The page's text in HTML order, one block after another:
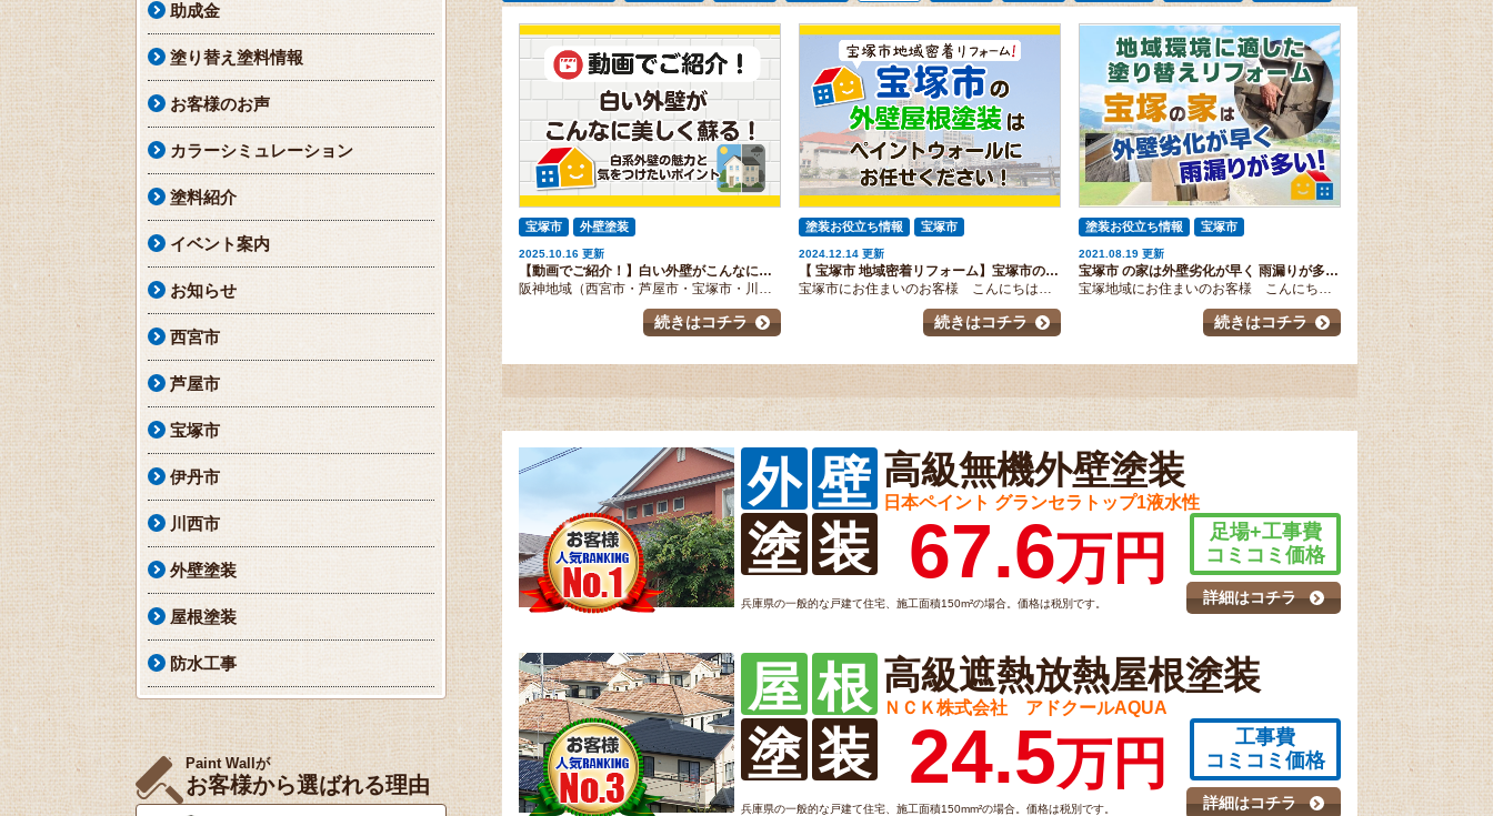
2025.10.16 更新
【動画でご紹介！】白い外壁がこんなに美しく蘇る！白系外壁の魅力と気をつけたいポイント
阪神地域（西宮市・芦屋市・宝塚市・川西市・伊丹市）に密着した外壁・屋根塗装専門店 PaintWall（ペイントウォール）です。 これからご自宅の塗り替えをご検討中のお客様への、お役立ち情報・塗装豆知識を、ペイントウォールスタッフがお届けしております
続きはコチラ
宝塚市 外壁塗装
2024.12.14 更新
【 宝塚市 地域密着リフォーム】宝塚市の外壁塗装・屋根塗装はペイントウォールにお任せください！
宝塚市にお住まいのお客様 こんにちは！ 外壁・屋根塗装店「Paint Wall」（ペイントウォール）です！ 私たちは、兵庫県（西宮市・芦屋市・宝塚市・川西市・伊丹市）を中心に、地域密着型の塗装サービスを展開しています。 創業から100年以上にわたる歴史と信頼を背景に、安心・安全な塗り替えリフォームをご提供してまいりました。 本日は、宝塚市 近隣地域にお住まいのお客様へ向けて、初めてペイントウォールを知ってくださった方にもわかりやすく、ペイントウォールとはどんな施工店なのか、自己紹介をさせていただきます。 宝塚エリアで施工店をお決めいただく上での、きっかけになれば幸いです。宝塚市にお住まいの皆様 ぜひ宜しくお願いいたします！ 会社の歴史 外壁塗装＆屋根専門店 Paint Wal（ペイントウォール）を運営する株式会社モリエンは、1919年の創業以来、塗料販売の専業会社として歴史を築き、創業106年を迎えました。 長い歴史の中で培った塗料知識を活かし、安心安全の塗装工事をお届けするため 外壁屋根塗装事業を展開し、外壁屋根塗装ショールームを兵庫県西宮市と芦屋市にオープンいたしました。 近年、大手小売店やホームセンターがこぞって外壁塗装工事の受託窓口を設けるようになりましたが、その多くは、工務店・リフォーム店を含む塗装工事会社に注文をそのままつないでいるだけ、というのが実態です。 会社によりますが、下請けへの支払金額は、十分な工事ができる金額ではないことも多いようです。 職人は「できるだけよい工事をしたい」と考えている方が多いですが、決して適正とはいえない値段で受注した塗装工事会社に高い品質管理を求めるのは難しい話です。 こうした現状の中、Paint Wall（ペイントウォール）では、塗装職人が心を込めて塗装したいと思えるような適正な値段で発注しています。 長年地域に密着しネットワークを築いてきたわたしたちだからこそ、実現できると考えています。 ペイントウォールの５つのアピールポイント！ ①創業年数で選ばれる！ 外壁屋根塗装ペイントウォールはおかげ様で創業106年。多くのお客様から選んでいただき、塗装実績を積み重ねてまいりました。 その中で身につけた知識力・工事力・経験により磨きをかけ、宝塚市のお客様のお家を長持ちさせる品質とは何かを常に突き詰めていきます。 ②塗装の提案力で選ばれる！ ペイントウォールでは、お客様の要望を詳しく確認させていただいた上で、それを叶える最適な塗料を提案します。 長い歴史の中で培ってきた、塗料に関する知識、クレーム、現場の声をもとに、最適なメーカーの塗料をお勧めし、ご納得いただけるまでご説明・相談させていただきます。 アレルギーや環境に配慮した商品も多数取り扱っております。 またデザイン性のある特殊塗料や、遮熱、防水性に優れた塗料を使用したいといったご希望にも柔軟な対応が可能です。 複数プランの提案 お客様のご希望や予算に合わせてお選びいただけるように必ず３～５種類の提案をご用意しています。 わかりやすくをモットーに！お客様目線のご提案をいたします。 適正価格の詳細見積もり また、お見積り書に関しても、「何にいくらお金がかかっているのだろう？」とご不安に感じられることのないように、外壁塗装、屋根塗装、附帯物に分けて 価格を書き分けています。 塗装工程についても、下塗り・中塗り・上塗り のそれぞれで どんな塗料を使い、この価格になっているのかを示しすべての数字を明示しています。 塗料メーカーとの連携 ペイントウォールは、多くの塗料メーカー様とのお取引があり、お客様のお家の状態に合わせて最適な塗料をその都度選定させていただいております。 塗料メーカー様ごとに得意分野を持っておりますので、お客様のニーズに合わせて豊富な塗料の中からご提案できることが大きな強みです！ 塗料メーカー様としっかりと連携しているからこそ、常に最新の塗料情報を得てお客様にご提供することができます。 ただ資料を読んで塗料知識を得るのではなく、定期的にメーカー様をお招きして塗料勉強会も行っています。 塗料の性質や状況に応じた提案方法などを塗料メーカー目線で学び続けていくことで、お客様へ最適な塗料のご提案ができ、塗装品質向上にも繋がると考えております。 ③塗装の価格力で選ばれる！ 多くのお客様が外壁塗装で一番気になるのは「価格」です。 ペイントウォールは塗料問屋が母体となっておりますので、塗料の中間マージンが不要です！ また塗料問屋のネットワークを活かして、腕の良い専属職人を安価で確保しており、外壁塗装を求めやすい価格で提供することが可能です。 このような企業努力により、お客様にとって損をしない、高品質な塗装を実現できるギリギリでの価格設定をし、お客様にご満足のいただける塗り替えリフォームを実現しています。 ④塗装の品質力で選ばれる！ 今の時代でも 「塗料の使用缶数を守る」 「３回塗りをする」 ※状況に合わせて回数が変わる場合もございます。適正回数塗装しております。 「乾燥時間を守って上塗りをする」 など、当たり前の事ができない塗装職人が多くいます。 そのためペイントウォールでは、お家の耐久性を高めるために塗装職人を厳選し、さらに品質管理を徹底しています。 当たり前の事当たり前に行なう事は簡単なようで難しいため、工事中も職人に丸投げにせず、プロの目をもって塗装の仕上がりを徹底管理します。 だからこそ、高品質な塗装が実現すると考えています。 また不在がちのお客様ともコミュニケーションがとれるよう、お客様に合わせて メール・お電話・LINEなどでの施工状況をご報告しております。 お客様自身に進捗状況をご理解いただき、お客様が不安に思っていることをそのたびに解消することで、ストレスの軽減を図るシステムです。 外壁塗装や屋根塗装が「いつまでに終わるのか」「どこまで終わっているのか」といったよく疑問に思われる事をお伝えし、塗装工事でのご負担を軽減してまいります。 ⑤サービス力で選ばれる！ すぐに駆け付けられる体制 ペイントウォールでは、お客様と日々密なコミュニケーションをとれるようにするため、営業活動範囲を絞っています。 宝塚市地域へ施工エリア拡大させていただくに至っても、何かあった際にはすぐに駆け付けられる体制を整えております。 活動範囲を絞ることで、良い評判も悪い評判も出回ります。それこそがペイントウォールのモチベーションにつながっているのです。 ご近所様への配慮も怠りません！ また、ご近所にお住まいの方へご理解いただくためにも、 ペイントウォールでは、お客様に代わって 担当者が事前にご近所様へご挨拶に伺っております。 工事の期間や施工業者と連絡先、工事の大まかな内容説明、丁寧にご説明いたします。 ご近所様への配慮も怠りません！ スタッフ・職人のサービスマナー徹底！ 工事中は職人が毎日ご自宅に出入りするだけに、「どんな職人が担当するんだろう？」と不安を抱くお客様もいらっしゃると思います。 ペイントウォールでは、社員だけでなく職人にもサービスマナーの教育を徹底して行っています。 塗装職人ひとりひとりの特性をふまえ、お客様のご要望に沿って最適な職人を選んでおります。 無料カラーシミュレーションサービス 完成してみたら、イメージしていた色と違っていた・・・外壁塗装工事では起こりがちなトラブルです。 ペイントウォールでは、こうした行き違いを防ぐため、じかに色見本を見ていただくほか、 ご自宅のお写真に、その色を塗装した場合の仕上がり具合を 写真加工ソフトで再現することで ビフォー・アフターをイメージいただけます。 実際のご自宅のお写真でイメージが見れる業者は 宝塚市の地域内でも珍しいため、ぜひご利用いただきたいサービスです。 アフターサービスも充実！ お客様にとって一番気になる点は仕上がり具合。 実際にちゃんと工事が行われたのか、品質はしっかりと守られているのか確かめたいものですよね？ ペイントウォールでは、足場を解体する前、後の２度にわたり、塗り残しなどがないかプロの目でしっかりチェックしております。 また、安心の塗膜保証書も発行しております。 工事完了後は、ご近所様へも工事終了のお知らせチラシをお配りし、ご協力に対する御礼のご挨拶をしております。 自慢のショールームがあります！ カタログだけでは色や仕上がりがわからないので、イメージどおりに出来上がるのか不安・・・との声を多く聞きます。 そんな方々のためにペイントウォールでは、外壁塗装工事会社では珍しく、ショールームを運営しております。（西宮・芦屋） 通常はカタログでしかわからない色見本を約３００種類、塗装の仕上がり具合がわかる塗板も２００種類そろえております。 また、塗装の工程をより理解していただけるように、実物大の家の模型を設置しております。 お客様のイメージ通りの仕上がりを実現するために 最大限サポートいたします！ ここまで、ペイントウォールのご紹介をさせていただきましたが、いかがでしたでしょうか？ 「ペンキを塗る仕事ってかっこいいな。」塗装職人がそのように憧れられるような仕事になることを、わたしたちは願っています。 そしてお客様から、「あなたに塗ってもらってよかった。ありがとう。」と言っていただけるような塗装工事を行ってまいります。 兵庫県宝塚市でお家の塗り替えリフォームをご検討中のお客様は、ぜひペイントウォールにお任せください！ ※宝塚市一部地域に関しては弊社別担当にてご対応させていただく場合もございます。 簡単入力！お問い合わせフォーム 宝塚市にお住まいのお客様、ぜひぜひお気軽にお問い合わせくださいませ！ お電話でのお問い合わせも受付中です！ （ペイントウォール西宮店 月曜定休 平日10：00～18：00 土日祝 10：00～17：00） tel:0120-960-244
続きはコチラ
塗装お役立ち情報 宝塚市
2021.08.19 更新
宝塚市 の家は外壁劣化が早く 雨漏りが多い！ 地域環境に適した塗り替えリフォームならペイントウォールへ！
宝塚地域にお住まいのお客様 こんにちは！ 外壁屋根塗装店「Paint Wall」（ペイントウォール）です！ 兵庫県宝塚市まで施工エリアを拡大してから、宝塚地域のお客様からもたくさんのお問い合わせをいただいております！ ありがとうございます！ 外壁や屋根の塗り替えリフォームを行うタイミングは、お家の築年数や劣化状況、そして地域環境によって変わってきます。 ペイントウォールでは、宝塚の地域環境をしっかりと理解し、地域に適した安心安全の塗り替えリフォームをご提供すべきであると考えております。 そこで！ 本日は、宝塚市の地域環境に適した 塗り替えリフォームについてお役立ち情報をお届けしたいと思います。 宝塚市で外壁屋根塗装をご検討中のお客様のお役に立てれば幸いです。 宝塚の家は外壁劣化が早く、雨漏りが多い 宝塚市の地域環境を踏まえると、宝塚の家は外壁劣化や屋根劣化による雨漏りが多いと言われています。 なぜ外壁劣化や屋根劣化による雨漏りが多いのでしょうか？ 外壁劣化が早く、屋根劣化による雨漏りが多い理由
続きはコチラ
塗装お役立ち情報 宝塚市
外 壁
塗 装
高級無機外壁塗装
日本ペイント グランセラトップ1液水性
足場+工事費
コミコミ価格
67.6万円
兵庫県の一般的な戸建て住宅、施工面積150m²の場合。価格は税別です。 詳細はコチラ
屋 根
塗 装
高級遮熱放熱屋根塗装
ＮＣＫ株式会社 アドクールAQUA
工事費
コミコミ価格
24.5万円
兵庫県の一般的な戸建て住宅、施工面積150mm²の場合。価格は税別です。 詳細はコチラ
助成金
塗り替え塗料情報
お客様のお声
カラーシミュレーション
塗料紹介
イベント案内
お知らせ
西宮市
芦屋市
宝塚市
伊丹市
川西市
外壁塗装
屋根塗装
防水工事
Paint Wallが
お客様から選ばれる理由